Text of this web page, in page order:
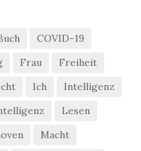
COVID-19
Frau
Freiheit
Ich
Intelligenz
Lesen
Macht